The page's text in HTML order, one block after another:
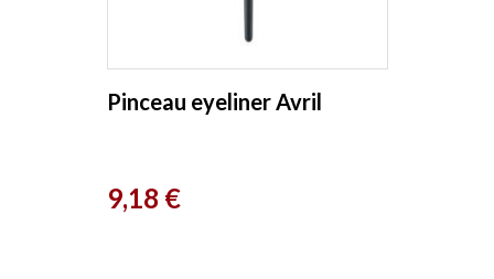
Pinceau eyeliner Avril
Prix
9,18 €